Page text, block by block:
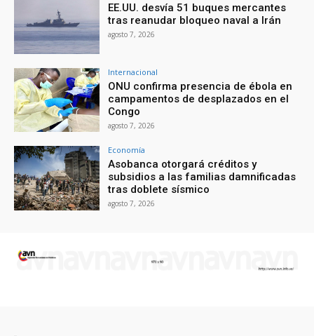
EE.UU. desvía 51 buques mercantes
tras reanudar bloqueo naval a Irán
agosto 7, 2026
Internacional
ONU confirma presencia de ébola en
campamentos de desplazados en el
Congo
agosto 7, 2026
Economía
Asobanca otorgará créditos y
subsidios a las familias damnificadas
tras doblete sísmico
agosto 7, 2026